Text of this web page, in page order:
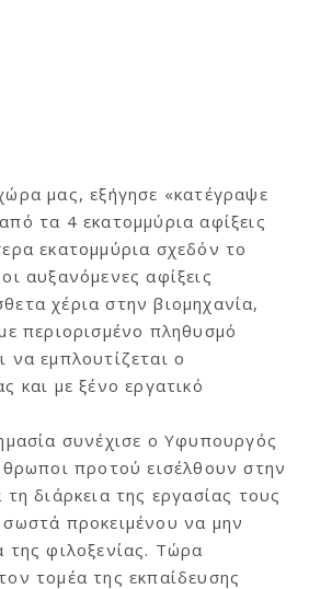
μας, εξήγησε «κατέγραψε
τα 4 εκατομμύρια αφίξεις
εκατομμύρια σχεδόν το
αυξανόμενες αφίξεις
χέρια στην βιομηχανία,
περιορισμένο πληθυσμό
να εμπλουτίζεται ο
και με ξένο εργατικό
συνέχισε ο Υφυπουργός
προτού εισέλθουν στην
διάρκεια της εργασίας τους
προκειμένου να μην
της φιλοξενίας. Τώρα
τομέα της εκπαίδευσης